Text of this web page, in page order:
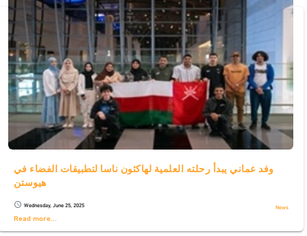
وفد عماني يبدأ رحلته العلمية لهاكثون ناسا لتطبيقات الفضاء في
هيوستن
schedule Wednesday, June 25, 2025 News
Read more...